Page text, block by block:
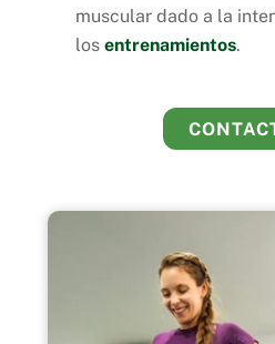
muscular dado a la
losentrenamientos.